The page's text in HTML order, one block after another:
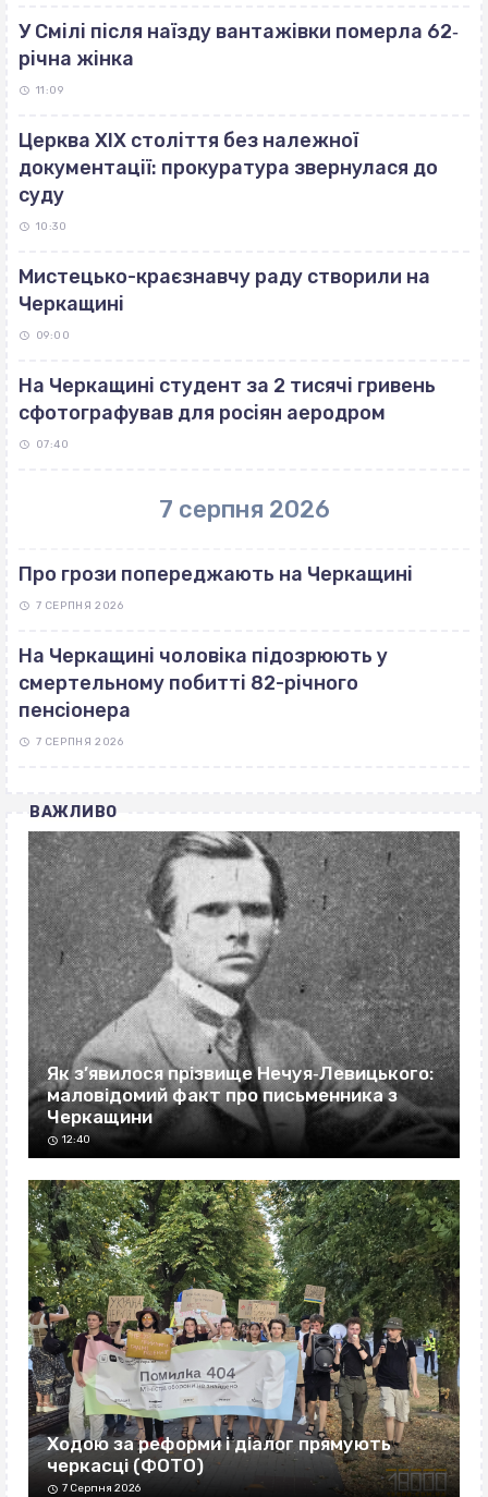
У Смілі після наїзду вантажівки померла 62‐
річна жінка
11:09
Церква ХІХ століття без належної
документації: прокуратура звернулася до
суду
10:30
Мистецько-краєзнавчу раду створили на
Черкащині
09:00
На Черкащині студент за 2 тисячі гривень
сфотографував для росіян аеродром
07:40
7 серпня 2026
Про грози попереджають на Черкащині
7 СЕРПНЯ 2026
На Черкащині чоловіка підозрюють у
смертельному побитті 82-річного
пенсіонера
7 СЕРПНЯ 2026
ВАЖЛИВО
Як з’явилося прізвище Нечуя‐Левицького:
маловідомий факт про письменника з
Черкащини
12:40
Ходою за реформи і діалог прямують
черкасці (ФОТО)
7 Серпня 2026